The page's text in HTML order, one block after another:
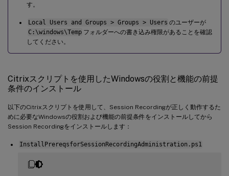
す。
Local Users and Groups > Groups > Users のユーザーが
C:\windows\Temp フォルダーへの書き込み権限があることを確認
してください。
Citrixスクリプトを使用したWindowsの役割と機能の前提
条件のインストール
以下のCitrixスクリプトを使用して、Session Recordingが正しく動作するた
めに必要なWindowsの役割および機能の前提条件をインストールしてから
Session Recordingをインストールします：
InstallPrereqsforSessionRecordingAdministration.ps1